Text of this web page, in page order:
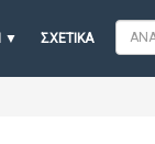
ΣΧΕΤΙΚΆ